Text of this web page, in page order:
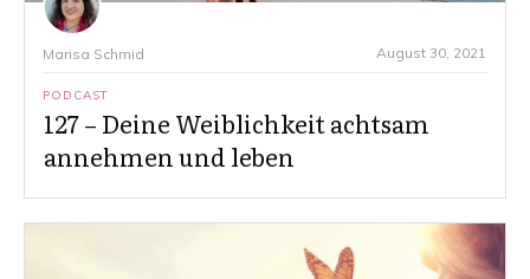
Marisa Schmid August 30, 2021
PODCAST
127 – Deine Weiblichkeit achtsam
annehmen und leben